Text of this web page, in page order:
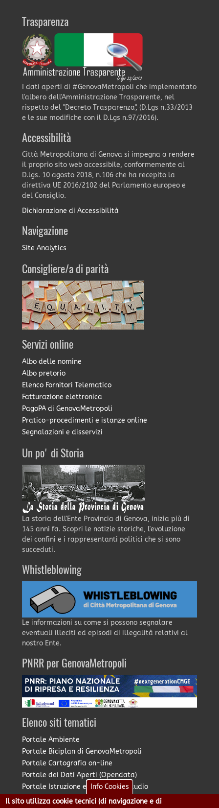
Trasparenza
I dati aperti di #GenovaMetropoli che implementato
l'albero dell'Amministrazione Trasparente, nel
rispetto del "Decreto Trasparenza", (D.Lgs n.33/2013
e le sue modifiche con il D.Lgs n.97/2016).
Accessibilità
Città Metropolitana di Genova si impegna a rendere
il proprio sito web accessibile, conformemente al
D.lgs. 10 agosto 2018, n.106 che ha recepito la
direttiva UE 2016/2102 del Parlamento europeo e
del Consiglio.
Dichiarazione di Accessibilità
Navigazione
Site Analytics
Consigliere/a di parità
Servizi online
Albo delle nomine
Albo pretorio
Elenco Fornitori Telematico
Fatturazione elettronica
PagoPA di GenovaMetropoli
Pratico-procedimenti e istanze online
Segnalazioni e disservizi
Un po' di Storia
La storia dell'Ente Provincia di Genova, inizia più di
145 anni fa. Scopri le notizie storiche, l'evoluzione
dei confini e i rappresentanti politici che si sono
succeduti.
Whistleblowing
Le informazioni su come si possono segnalare
eventuali illeciti ed episodi di illegalità relativi al
nostro Ente.
PNRR per GenovaMetropoli
Elenco siti tematici
Portale Ambiente
Portale Biciplan di GenovaMetropoli
Portale Cartografia on-line
Portale dei Dati Aperti (Opendata)
Portale Istruzione e Diritto allo Studio
Portale Marketing Territoriale
Info Cookies
Il sito utilizza cookie tecnici (di navigazione e di